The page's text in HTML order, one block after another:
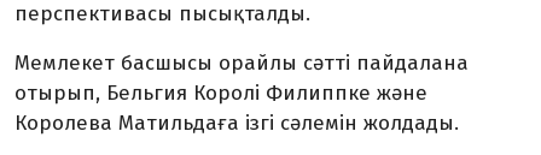
перспективасы пысықталды.
Мемлекет басшысы орайлы сәтті пайдалана
отырып, Бельгия Королі Филиппке және
Королева Матильдаға ізгі сәлемін жолдады.